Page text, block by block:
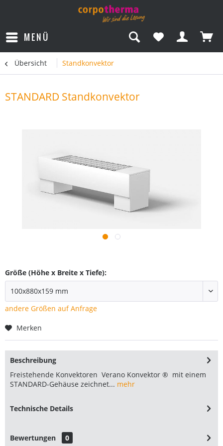
MENÜ
Übersicht Standkonvektor
STANDARD Standkonvektor
Größe (Höhe x Breite x Tiefe):
andere Größen auf Anfrage
Merken
Beschreibung
Freistehende Konvektoren Verano Konvektor ® mit einem
STANDARD-Gehäuse zeichnet... mehr
Technische Details
Bewertungen 0